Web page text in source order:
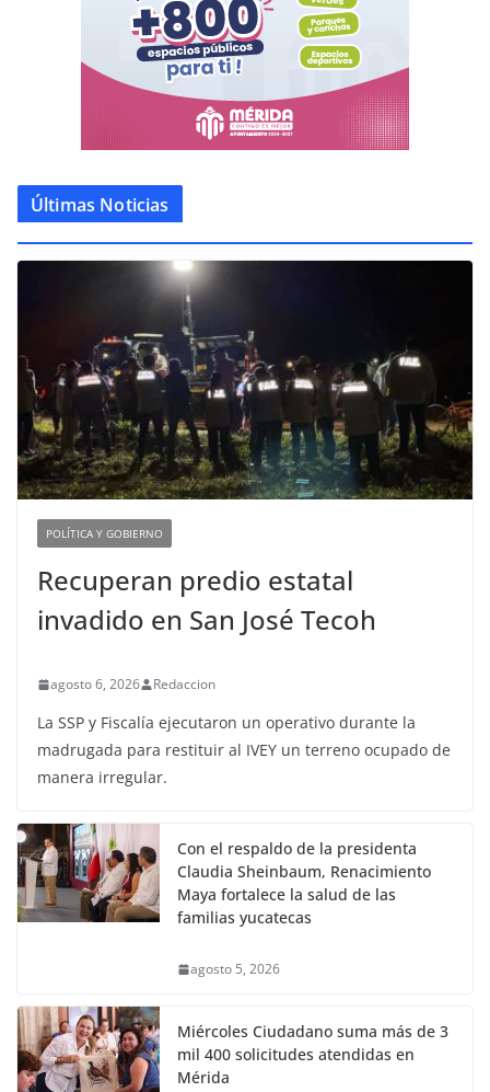
Últimas Noticias
POLÍTICA Y GOBIERNO
Recuperan predio estatal
invadido en San José Tecoh
agosto 6, 2026 Redaccion
La SSP y Fiscalía ejecutaron un operativo durante la
madrugada para restituir al IVEY un terreno ocupado de
manera irregular.
Con el respaldo de la presidenta
Claudia Sheinbaum, Renacimiento
Maya fortalece la salud de las
familias yucatecas
agosto 5, 2026
Miércoles Ciudadano suma más de 3
mil 400 solicitudes atendidas en
Mérida